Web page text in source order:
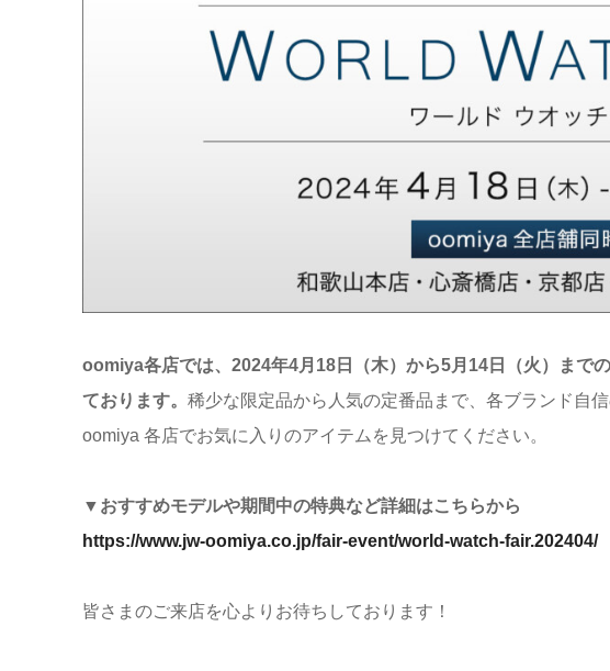
oomiya各店では、2024年4月18日（木）から5月14日（火）まで
ております。 稀少な限定品から人気の定番品まで、各ブランド自
oomiya 各店でお気に入りのアイテムを見つけてください。
▼おすすめモデルや期間中の特典など詳細はこちらから
https://www.jw-oomiya.co.jp/fair-event/world-watch-fair.202404/
皆さまのご来店を心よりお待ちしております！